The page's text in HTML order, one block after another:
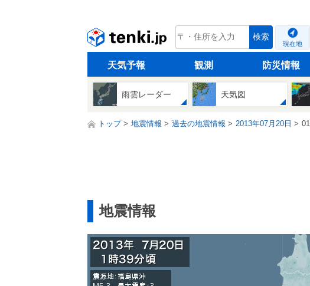
tenki.jp 検索
現在地
天気予報 観測 防災情報
雨雲レーダー 天気図
トップ 地震情報 過去の地震情報 2013年07月20日
地震情報